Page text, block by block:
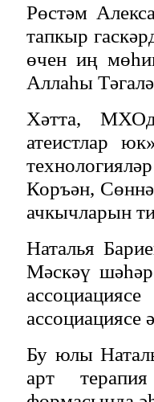
Рөстәм
тапкыр
өчен иң
Аллаһы
Хәтта,
атеистлар
Коръән,
ачкычларын
Наталья
Мәскәү
ассоциациясе
Бу юлы
арт